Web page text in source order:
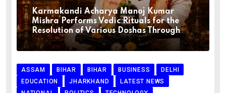
Karmakandi Acharya Manoj Kumar
Mishra Performs Vedic Rituals for the
Resolution of Various Doshas Through
ASSAM BIHAR BIHAR BUSINESS
DELHI
EDUCATION
JHARKHAND
LATEST NEWS